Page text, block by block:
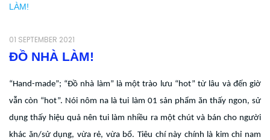
LÀM!
01 SEPTEMBER 2021
ĐỒ NHÀ LÀM!
“Hand-made”; “Đồ nhà làm” là một trào lưu “hot” từ lâu và đến giờ
vẫn còn “hot”. Nói nôm na là tui làm 01 sản phẩm ăn thấy ngon, sử
dụng thấy hiệu quả nên tui làm nhiều ra một chút và bán cho người
khác ăn/sử dụng, vừa rẻ, vừa bổ. Tiêu chí này chính là kim chỉ nam